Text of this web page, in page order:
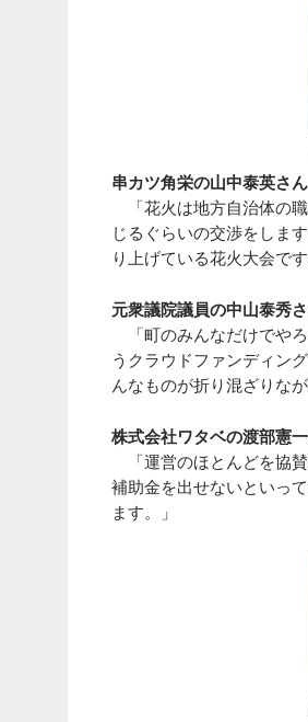
串カツ角栄の山中泰英さん
「花火は地方自治体の
じるぐらいの交渉をしま
り上げている花火大会です
元衆議院議員の中山泰秀
「町のみんなだけでや
うクラウドファンディン
んなものが折り混ざりな
株式会社ワタベの渡部憲
「運営のほとんどを協
補助金を出せないといっ
ます。」